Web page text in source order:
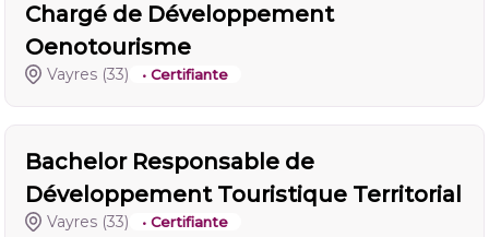
Chargé de Développement
Oenotourisme
Vayres (33) • Certifiante
Bachelor Responsable de
Développement Touristique Territorial
Vayres (33) • Certifiante